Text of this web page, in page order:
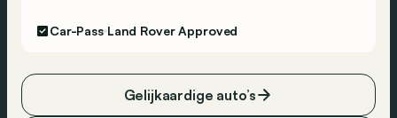
Car-Pass Land Rover Approved
Gelijkaardige auto’s